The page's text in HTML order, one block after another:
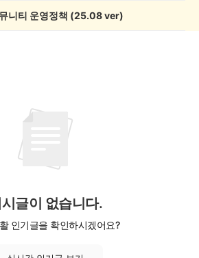
니티 운영정책 (25.08 ver)
글이 없습니다.
인기글을 확인하시겠어요?